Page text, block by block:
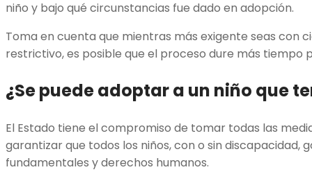
niño y bajo qué circunstancias fue dado en adopción.
Toma en cuenta que mientras más exigente seas con
restrictivo, es posible que el proceso dure más tiempo
¿Se puede adoptar a un niño que
El Estado tiene el compromiso de tomar todas las
garantizar que todos los niños, con o sin discapacidad,
fundamentales y derechos humanos.